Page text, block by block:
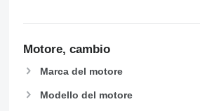
Motore, cambio
Marca del motore
Modello del motore